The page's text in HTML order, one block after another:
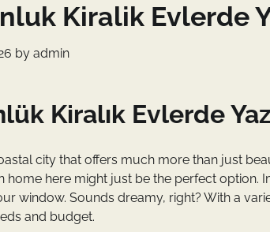
Kiralik Evlerde
by admin
Kiralık Evlerde
city that offers much more than just
home here might just be the perfect option.
window. Sounds dreamy, right? With a
and budget.